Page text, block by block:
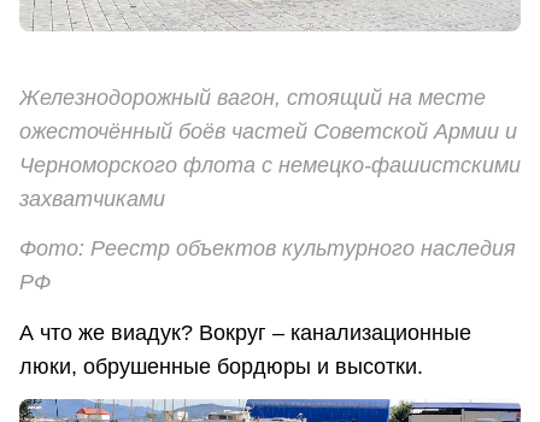
Железнодорожный вагон, стоящий на месте
ожесточённый боёв частей Советской Армии и
Черноморского флота с немецко-фашистскими
захватчиками
Фото: Реестр объектов культурного наследия
РФ
А что же виадук? Вокруг – канализационные
люки, обрушенные бордюры и высотки.